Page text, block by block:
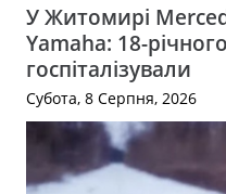
У Житомирі
Yamaha: 18-
госпіталізували
Субота, 8 Серпня, 2026